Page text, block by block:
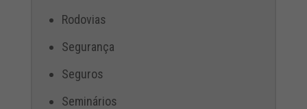
Rodovias
Segurança
Seguros
Seminários